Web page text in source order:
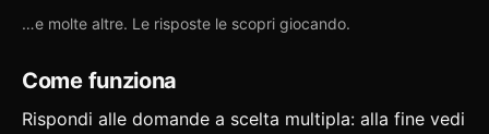
…e molte altre. Le risposte le scopri giocando.
Come funziona
Rispondi alle domande a scelta multipla: alla fine vedi